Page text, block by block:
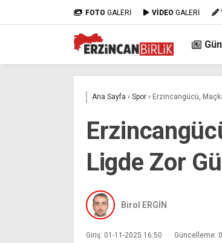
FOTO GALERİ VİDEO GALERİ
Ana Sayfa › Spor › Erzincangücü,
Ligde Zor
Birol ERGİN
Giriş: 01-11-2025 16:50 Güncelleme: